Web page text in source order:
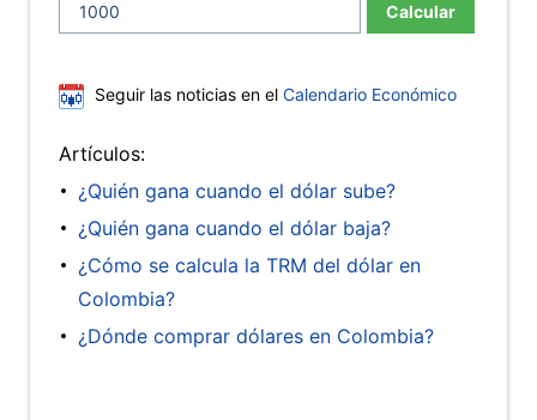
Calcular
Seguir las noticias en el Calendario Económico
Artículos:
¿Quién gana cuando el dólar sube?
¿Quién gana cuando el dólar baja?
¿Cómo se calcula la TRM del dólar en
Colombia?
¿Dónde comprar dólares en Colombia?